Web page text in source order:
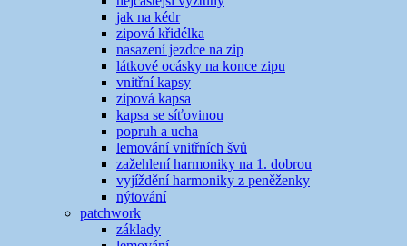
jak na kédr
zipová křidélka
nasazení jezdce na zip
látkové ocásky na konce zipu
vnitřní kapsy
zipová kapsa
kapsa se síťovinou
popruh a ucha
lemování vnitřních švů
zažehlení harmoniky na 1. dobrou
vyjíždění harmoniky z peněženky
nýtování
patchwork
základy